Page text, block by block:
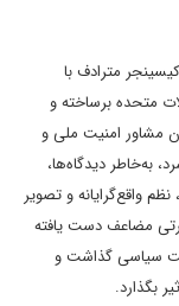
مترادف با
متحده برساخته و
مشاور امنیت ملی و
به‌خاطر دیدگاه‌ها،
واقع‌گرایانه و تصویر
مضاعف دست یافته
سیاسی گذاشت و
بگذارد.